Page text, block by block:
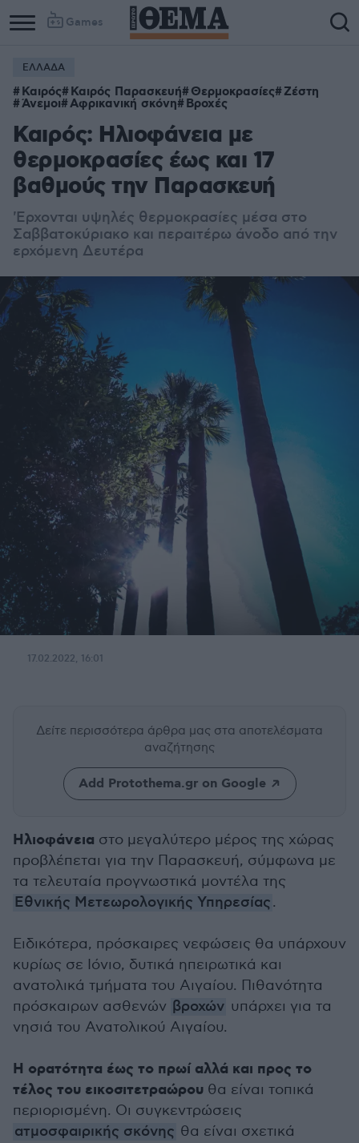
Games
ΕΛΛΑΔΑ
Καιρός Καιρός Παρασκευή Θερμοκρασίες Ζέστη
Άνεμοι Αφρικανική σκόνη Βροχές
Καιρός: Ηλιοφάνεια με
θερμοκρασίες έως και 17
βαθμούς την Παρασκευή
'Ερχονται υψηλές θερμοκρασίες μέσα στο
Σαββατοκύριακο και περαιτέρω άνοδο από την
ερχόμενη Δευτέρα
17.02.2022, 16:01
Δείτε περισσότερα άρθρα μας στα αποτελέσματα
αναζήτησης
Add Protothema.gr on Google
Ηλιοφάνεια στο μεγαλύτερο μέρος της χώρας
προβλέπεται για την Παρασκευή, σύμφωνα με
τα τελευταία προγνωστικά μοντέλα της
Εθνικής Μετεωρολογικής Υπηρεσίας.
Ειδικότερα, πρόσκαιρες νεφώσεις θα υπάρχουν
κυρίως σε Ιόνιο, δυτικά ηπειρωτικά και
ανατολικά τμήματα του Αιγαίου. Πιθανότητα
πρόσκαιρων ασθενών βροχών υπάρχει για τα
νησιά του Ανατολικού Αιγαίου.
Η ορατότητα έως το πρωί αλλά και προς το
τέλος του εικοσιτετραώρου θα είναι τοπικά
περιορισμένη. Οι συγκεντρώσεις
ατμοσφαιρικής σκόνης θα είναι σχετικά